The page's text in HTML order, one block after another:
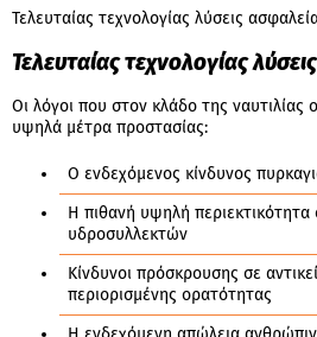
Τελευταίας τεχνολογίας λύσεις
Τελευταίας τεχνολογίας
Οι λόγοι που στον κλάδο της ναυτιλίας
υψηλά μέτρα προστασίας:
Ο ενδεχόμενος κίνδυνος
Η πιθανή υψηλή
υδροσυλλεκτών
Κίνδυνοι πρόσκρουσης σε
περιορισμένης ορατότητας